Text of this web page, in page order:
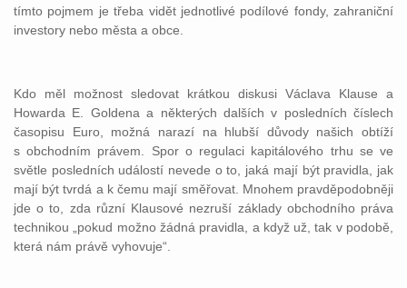
tímto pojmem je třeba vidět jednotlivé podílové fondy, zahraniční
investory nebo města a obce.
Kdo měl možnost sledovat krátkou diskusi Václava Klause a
Howarda E. Goldena a některých dalších v posledních číslech
časopisu Euro, možná narazí na hlubší důvody našich obtíží
s obchodním právem. Spor o regulaci kapitálového trhu se ve
světle posledních událostí nevede o to, jaká mají být pravidla, jak
mají být tvrdá a k čemu mají směřovat. Mnohem pravděpodobněji
jde o to, zda různí Klausové nezruší základy obchodního práva
technikou „pokud možno žádná pravidla, a když už, tak v podobě,
která nám právě vyhovuje“.